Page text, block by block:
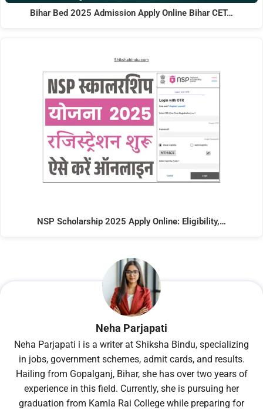
Bihar Bed 2025 Admission Apply Online Bihar CET…
NSP Scholarship 2025 Apply Online: Eligibility,…
Neha Parjapati
Neha Parjapati i is a writer at Shiksha Bindu, specializing
in jobs, government schemes, admit cards, and results.
Hailing from Gopalganj, Bihar, she has over two years of
experience in this field. Currently, she is pursuing her
graduation from Kamla Rai College while preparing for